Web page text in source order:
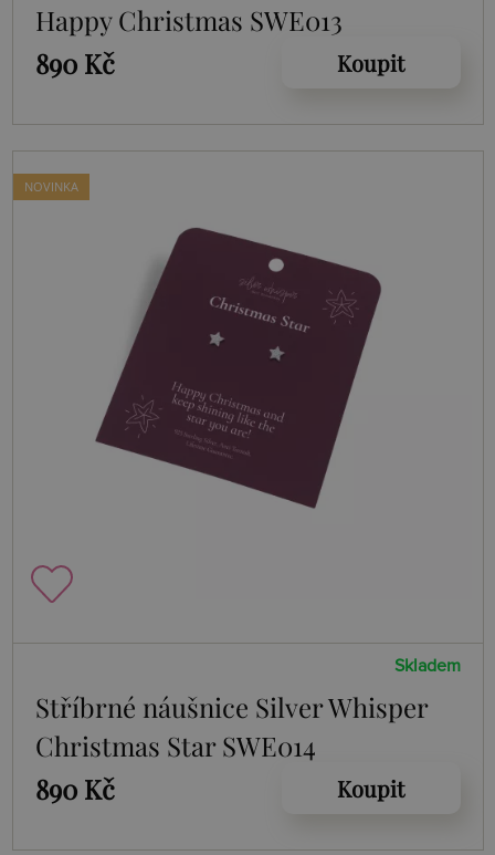
Happy Christmas SWE013
890 Kč
Koupit
NOVINKA
Skladem
Stříbrné náušnice Silver Whisper
Christmas Star SWE014
890 Kč
Koupit